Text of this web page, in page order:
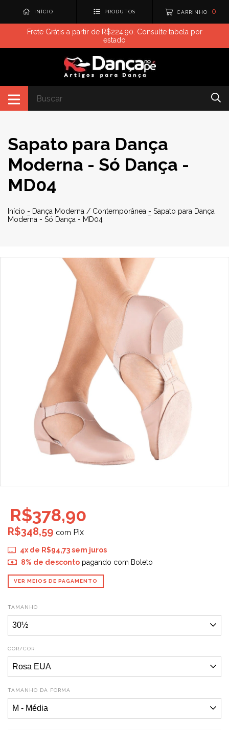
INÍCIO PRODUTOS CARRINHO 0
Frete Grátis a partir de R$224,90. Consulte tabela por
estado
Sapato para Dança
Moderna - Só Dança -
MD04
Início - Dança Moderna / Contemporânea - Sapato para Dança
Moderna - Só Dança - MD04
R$378,90
R$348,59 com
4x de R$94,73sem juros
8% de descontopagando com Boleto
VER MEIOS DE PAGAMENTO
TAMANHO
COR/COR
TAMANHO DA FORMA